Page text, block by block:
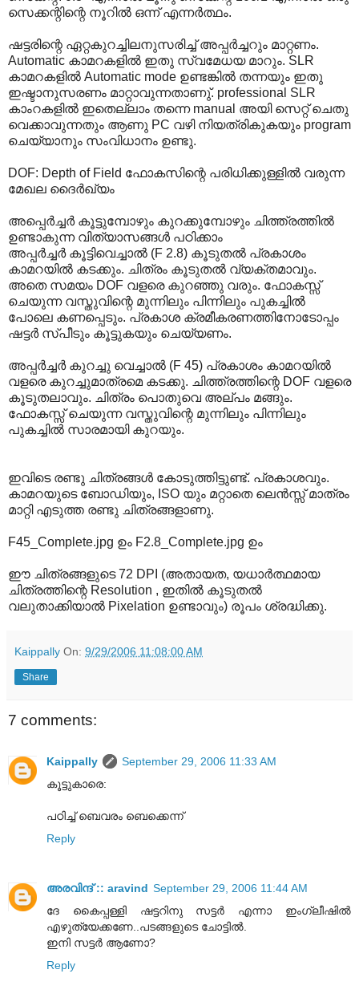
സെക്കന്റിന്റെ നൂറില്‍ ഒന്ന് എന്നര്‍ത്ഥം.
ഷട്ടരിന്റെ ഏറ്റകുറച്ചിലനുസരിച്ച് അപ്പര്‍ച്ചറും മാറ്റണം.
Automatic കാമറകളില്‍ ഇതു സ്വമേധയ മാറും. SLR
കാമറകളില്‍ Automatic mode ഉണ്ടങ്കില്‍ തന്നയും ഇതു
ഇഷ്ടാനുസരണം മാറ്റാവുന്നതാണു്. professional SLR
കാംറകളില്‍ ഇതെല്ലാം തന്നെ manual അയി സെറ്റ് ചെതു
വെക്കാവുന്നതും ആണു PC വഴി നിയത്രികുകയും program
ചെയ്യാനും സംവിധാനം ഉണ്ടു.
DOF: Depth of Field ഫോകസിന്റെ പരിധിക്കുള്ളില്‍ വരുന്ന
മേഖല ദൈര്‍ഖ്യം
അപ്പെര്‍ച്ചര്‍ കൂട്ടുമ്പോഴും കുറക്കുമ്പോഴും ചിത്ത്രത്തില്‍
ഉണ്ടാകുന്ന വിത്യാസങ്ങള്‍ പഠിക്കാം
അപ്പര്‍ച്ചര്‍ കൂട്ടിവെച്ചാല്‍ (F 2.8) കൂടുതല്‍ പ്രകാശം
കാമറയില്‍ കടക്കും. ചിത്രം കൂടുതല്‍ വ്യക്തമാവും.
അതെ സമയം DOF വളരെ കുറഞ്ഞു വരും. ഫോകസ്സ്
ചെയുന്ന വസ്തുവിന്റെ മുന്നിലും പിന്നിലും പുകച്ചില്‍
പോലെ കണപ്പെടും. പ്രകാശ ക്രമീകരണത്തിനോടോപ്പം
ഷട്ടര്‍ സ്പീടും കൂട്ടുകയും ചെയ്യണം.
അപ്പര്‍ച്ചര്‍ കുറച്ചു വെച്ചാല്‍ (F 45) പ്രകാശം കാമറയില്‍
വളരെ കുറച്ചുമാത്രമെ കടക്കു. ചിത്ത്രത്തിന്റെ DOF വളരെ
കൂടുതലാവും. ചിത്രം പൊതുവെ അല്പം മങ്ങും.
ഫോകസ്സ് ചെയുന്ന വസ്തുവിന്റെ മുന്നിലും പിന്നിലും
പുകച്ചില്‍ സാരമായി കുറയും.
ഇവിടെ രണ്ടു ചിത്രങ്ങള്‍ കോടുത്തിട്ടുണ്ട്. പ്രകാശവും.
കാമറയുടെ ബോഡിയും, ISO യും മറ്റാതെ ലെന്‍സ്സ് മാത്രം
മാറ്റി എടുത്ത രണ്ടു ചിത്രങ്ങളാണു.
F45_Complete.jpg ഉം F2.8_Complete.jpg ഉം
ഈ ചിത്രങ്ങളുടെ 72 DPI (അതായത, യധാര്‍ത്ഥമായ
ചിത്രത്തിന്റെ Resolution , ഇതില്‍ കൂടുതല്‍
വലുതാക്കിയാല്‍ Pixelation ഉണ്ടാവും) രൂപം ശ്രദ്ധിക്കു.
Kaippally On: 9/29/2006 11:08:00 AM
Share
7 comments:
Kaippally
September 29, 2006 11:33 AM
കൂട്ടുകാരെ:
പഠിച്ച് ബെവരം ബെക്കെന്ന്
Reply
അരവിന്ദ് :: aravind September 29, 2006 11:44 AM
ദേ കൈപ്പള്ളി ഷട്ടറിനു സട്ടര്‍ എന്നാ ഇംഗ്ലീഷില്‍
എഴുത്യേക്കണേ..പടങ്ങളുടെ ചോട്ടില്‍.
ഇനി സട്ടര്‍ ആണോ?
Reply